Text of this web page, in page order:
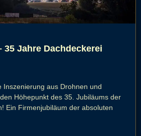
Jahre Dachdeckerei
Inszenierung aus Drohnen und
Höhepunkt des 35. Jubiläums der
Ein Firmenjubiläum der absoluten